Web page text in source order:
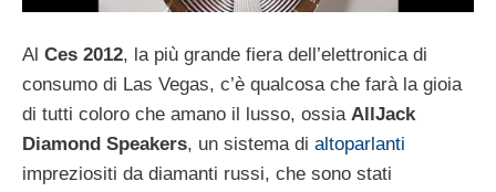
Al Ces 2012, la più grande fiera dell’elettronica di
consumo di Las Vegas, c’è qualcosa che farà la gioia
di tutti coloro che amano il lusso, ossia AllJack
Diamond Speakers, un sistema di altoparlanti
impreziositi da diamanti russi, che sono stati